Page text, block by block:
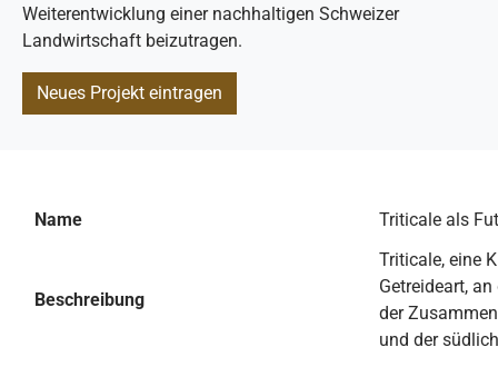
Weiterentwicklung einer nachhaltigen Schweizer
Landwirtschaft beizutragen.
Neues Projekt eintragen
Name Triticale als
Beschreibung
Triticale, eine
Getreideart,
der
und der